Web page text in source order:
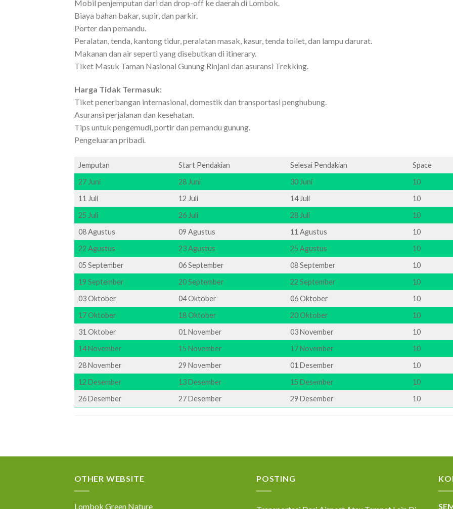
Mobil penjemputan dari dan drop-off ke daerah di Lombok.
Biaya bahan bakar, supir, dan parkir.
Porter dan pemandu.
Peralatan, tenda, kantong tidur, peralatan masak, kasur, tenda toilet, dan lampu darurat.
Makanan dan air seperti yang disebutkan di itinerary.
Tiket Masuk Taman Nasional Gunung Rinjani dan asuransi Trekking.
Harga Tidak Termasuk:
Tiket penerbangan internasional, domestik dan transportasi penghubung.
Asuransi perjalanan dan kesehatan.
Tips untuk pengemudi, portir dan pemandu gunung.
Pengeluaran pribadi.
Jemputan Start Pendakian Selesai Pendakian
Space
27 Juni
28 Juni 30 Juni
10
11 Juli
12 Juli 14 Juli
10
25 Juli
26 Juli 28 Juli
10
08 Agustus
09 Agustus 11 Agustus
10
22 Agustus
23 Agustus 25 Agustus
10
05 September
06 September 08 September
10
19 September
20 September 22 September
10
03 Oktober
04 Oktober 06 Oktober
10
17 Oktober
18 Oktober 20 Oktober
10
31 Oktober
01 November 03 November
10
14 November
15 November 17 November
10
28 November
29 November 01 Desember
10
12 Desember
13 Desember 15 Desember
10
26 Desember
27 Desember 29 Desember 10
OTHER WEBSITE
Lombok Green Nature
POSTING